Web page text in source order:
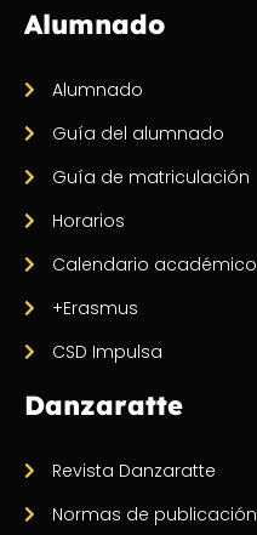
Alumnado
Alumnado
Guía del alumnado
Guía de matriculación
Horarios
Calendario académico
+Erasmus
CSD Impulsa
Danzaratte
Revista Danzaratte
Normas de publicación